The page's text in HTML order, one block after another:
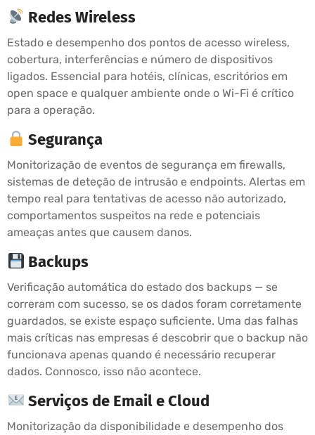
Redes Wireless
Estado e desempenho dos pontos de acesso wireless,
cobertura, interferências e número de dispositivos
ligados. Essencial para hotéis, clínicas, escritórios em
open space e qualquer ambiente onde o Wi-Fi é crítico
para a operação.
Segurança
Monitorização de eventos de segurança em firewalls,
sistemas de deteção de intrusão e endpoints. Alertas em
tempo real para tentativas de acesso não autorizado,
comportamentos suspeitos na rede e potenciais
ameaças antes que causem danos.
Backups
Verificação automática do estado dos backups — se
correram com sucesso, se os dados foram corretamente
guardados, se existe espaço suficiente. Uma das falhas
mais críticas nas empresas é descobrir que o backup não
funcionava apenas quando é necessário recuperar
dados. Connosco, isso não acontece.
Serviços de Email e Cloud
Monitorização da disponibilidade e desempenho dos